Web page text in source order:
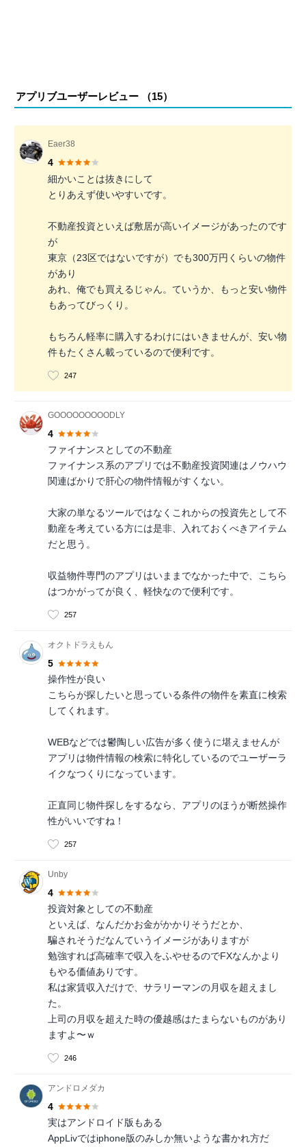
アプリブユーザーレビュー （15）
Eaer38
4
細かいことは抜きにして
とりあえず使いやすいです。
不動産投資といえば敷居が高いイメージがあったのです
が
東京（23区ではないですが）でも300万円くらいの物件
があり
あれ、俺でも買えるじゃん。ていうか、もっと安い物件
もあってびっくり。
もちろん軽率に購入するわけにはいきませんが、安い物
件もたくさん載っているので便利です。
247
GOOOOOOOOODLY
4
ファイナンスとしての不動産
ファイナンス系のアプリでは不動産投資関連はノウハウ
関連ばかりで肝心の物件情報がすくない。
大家の単なるツールではなくこれからの投資先として不
動産を考えている方には是非、入れておくべきアイテム
だと思う。
収益物件専門のアプリはいままでなかった中で、こちら
はつかがってが良く、軽快なので便利です。
257
オクトドラえもん
5
操作性が良い
こちらが探したいと思っている条件の物件を素直に検索
してくれます。
WEBなどでは鬱陶しい広告が多く使うに堪えませんが
アプリは物件情報の検索に特化しているのでユーザーラ
イクなつくりになっています。
正直同じ物件探しをするなら、アプリのほうが断然操作
性がいいですね！
257
Unby
4
投資対象としての不動産
といえば、なんだかお金がかかりそうだとか、
騙されそうだなんていうイメージがありますが
勉強すれば高確率で収入をふやせるのでFXなんかより
もやる価値ありです。
私は家賃収入だけで、サラリーマンの月収を超えまし
た。
上司の月収を超えた時の優越感はたまらないものがあり
ますよ〜ｗ
246
アンドロメダカ
4
実はアンドロイド版もある
AppLivではiphone版のみしか無いような書かれ方だ